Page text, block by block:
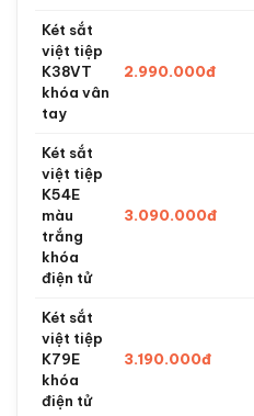
Két sắt
việt tiệp
K38VT
khóa vân
tay
2.990.000đ
Két sắt
việt tiệp
K54E
màu
trắng
khóa
điện tử
3.090.000đ
Két sắt
việt tiệp
K79E
khóa
điện tử
3.190.000đ